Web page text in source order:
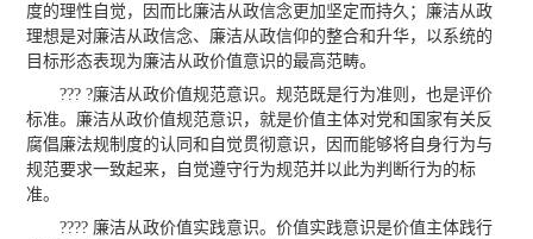
度的理性自觉，因而比廉洁从政信念更加坚定而持久；廉洁从政
理想是对廉洁从政信念、廉洁从政信仰的整合和升华，以系统的
目标形态表现为廉洁从政价值意识的最高范畴。
??? ?廉洁从政价值规范意识。规范既是行为准则，也是评价
标准。廉洁从政价值规范意识，就是价值主体对党和国家有关反
腐倡廉法规制度的认同和自觉贯彻意识，因而能够将自身行为与
规范要求一致起来，自觉遵守行为规范并以此为判断行为的标
准。
???? 廉洁从政价值实践意识。价值实践意识是价值主体践行